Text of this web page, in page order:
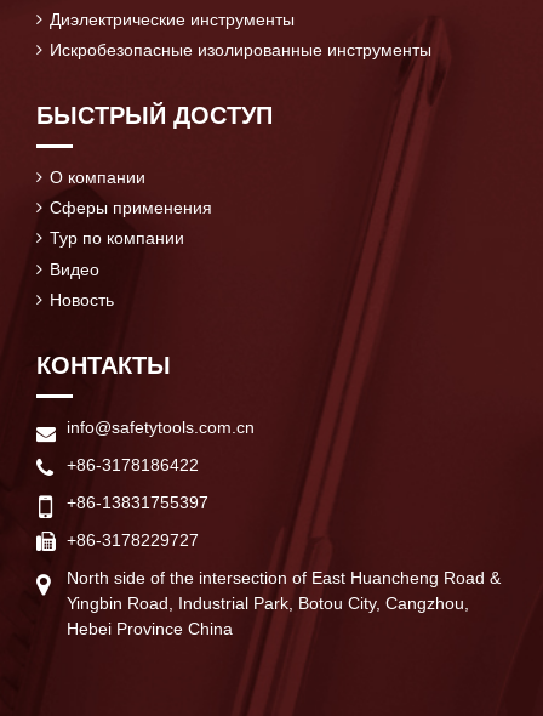
Диэлектрические инструменты
Искробезопасные изолированные инструменты
БЫСТРЫЙ ДОСТУП
О компании
Сферы применения
Тур по компании
Видео
Новость
КОНТАКТЫ
info@safetytools.com.cn
+86-3178186422
+86-13831755397
+86-3178229727
North side of the intersection of East Huancheng Road &
Yingbin Road, Industrial Park, Botou City, Cangzhou,
Hebei Province China